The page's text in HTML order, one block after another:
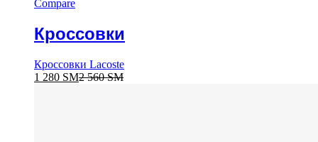
Compare
Кроссовки
Кроссовки Lacoste
1 280 ЅМ2 560ЅМ